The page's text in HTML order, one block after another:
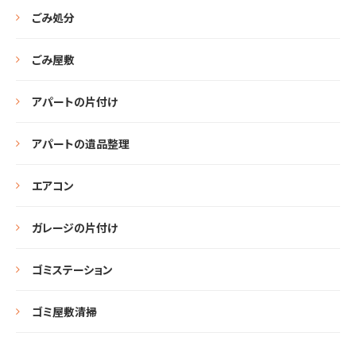
ごみ処分
ごみ屋敷
アパートの片付け
アパートの遺品整理
エアコン
ガレージの片付け
ゴミステーション
ゴミ屋敷清掃